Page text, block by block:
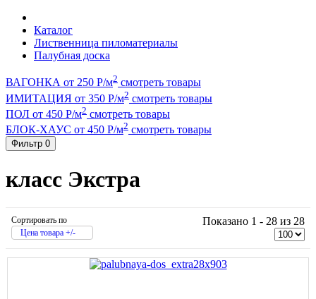
Каталог
Лиственница пиломатериалы
Палубная доска
ВАГОНКА от 250 Р/м2 смотреть товары
ИМИТАЦИЯ от 350 Р/м2 смотреть товары
ПОЛ от 450 Р/м2 смотреть товары
БЛОК-ХАУС от 450 Р/м2 смотреть товары
Фильтр 0
класс Экстра
Сортировать по
Цена товара +/-
Показано 1 - 28 из 28